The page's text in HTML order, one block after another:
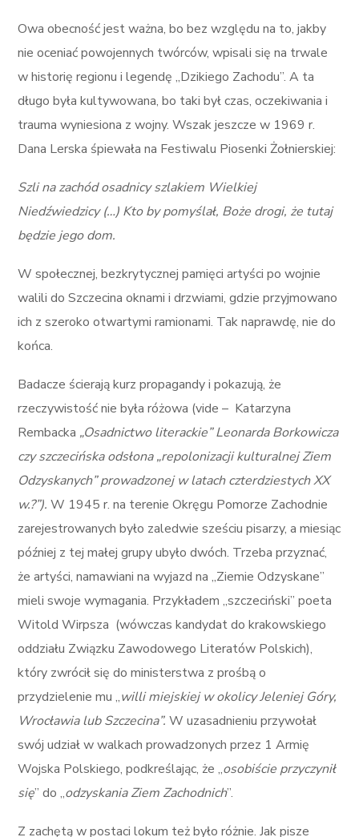
Owa obecność jest ważna, bo bez względu na to, jakby
nie oceniać powojennych twórców, wpisali się na trwale
w historię regionu i legendę „Dzikiego Zachodu”. A ta
długo była kultywowana, bo taki był czas, oczekiwania i
trauma wyniesiona z wojny. Wszak jeszcze w 1969 r.
Dana Lerska śpiewała na Festiwalu Piosenki Żołnierskiej:
Szli na zachód osadnicy szlakiem Wielkiej
Niedźwiedzicy (…) Kto by pomyślał, Boże drogi, że tutaj
będzie jego dom.
W społecznej, bezkrytycznej pamięci artyści po wojnie
walili do Szczecina oknami i drzwiami, gdzie przyjmowano
ich z szeroko otwartymi ramionami. Tak naprawdę, nie do
końca.
Badacze ścierają kurz propagandy i pokazują, że
rzeczywistość nie była różowa (vide – Katarzyna
Rembacka „Osadnictwo literackie” Leonarda Borkowicza
czy szczecińska odsłona „repolonizacji kulturalnej Ziem
Odzyskanych” prowadzonej w latach czterdziestych XX
w.?”). W 1945 r. na terenie Okręgu Pomorze Zachodnie
zarejestrowanych było zaledwie sześciu pisarzy, a miesiąc
później z tej małej grupy ubyło dwóch. Trzeba przyznać,
że artyści, namawiani na wyjazd na „Ziemie Odzyskane”
mieli swoje wymagania. Przykładem „szczeciński” poeta
Witold Wirpsza (wówczas kandydat do krakowskiego
oddziału Związku Zawodowego Literatów Polskich),
który zwrócił się do ministerstwa z prośbą o
przydzielenie mu „willi miejskiej w okolicy Jeleniej Góry,
Wrocławia lub Szczecina”. W uzasadnieniu przywołał
swój udział w walkach prowadzonych przez 1 Armię
Wojska Polskiego, podkreślając, że „osobiście przyczynił
się” do „odzyskania Ziem Zachodnich”.
Z zachętą w postaci lokum też było różnie. Jak pisze